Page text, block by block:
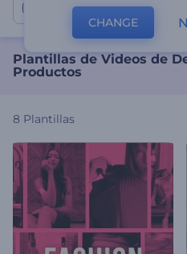
Videos de Demostración
Plantillas de Videos de
Productos
8 Plantillas
CHANGE